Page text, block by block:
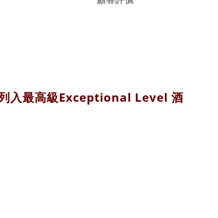
入最高級Exceptional Level 酒